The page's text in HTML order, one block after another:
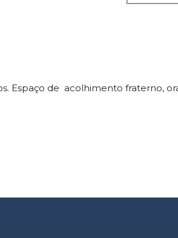
Espaço de acolhimento fraterno,